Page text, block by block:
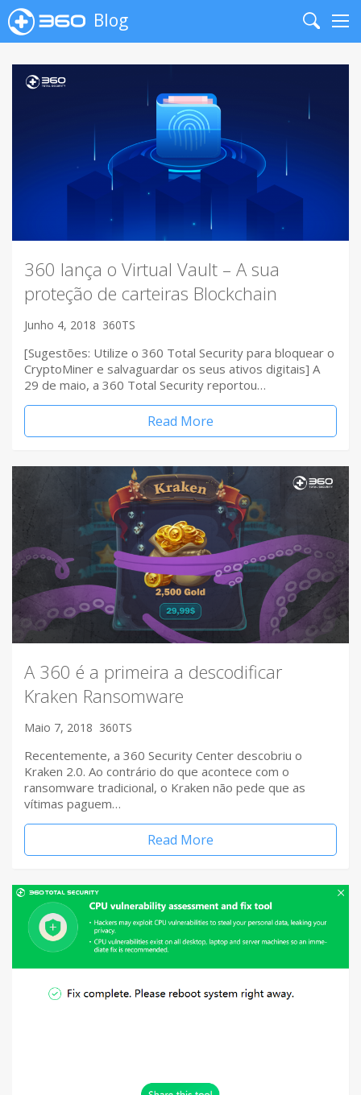
Blog
Search
360 lança o Virtual Vault – A sua
proteção de carteiras Blockchain
Junho 4, 2018 360TS
[Sugestões: Utilize o 360 Total Security para bloquear o
CryptoMiner e salvaguardar os seus ativos digitais] A
29 de maio, a 360 Total Security reportou…
Read More
A 360 é a primeira a descodificar
Kraken Ransomware
Maio 7, 2018 360TS
Recentemente, a 360 Security Center descobriu o
Kraken 2.0. Ao contrário do que acontece com o
ransomware tradicional, o Kraken não pede que as
vítimas paguem…
Read More